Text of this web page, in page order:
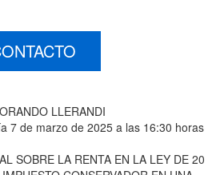
LLERANDI
7 de marzo de 2025 a las 16:30 horas
SOBRE LA RENTA EN LA LEY DE 20